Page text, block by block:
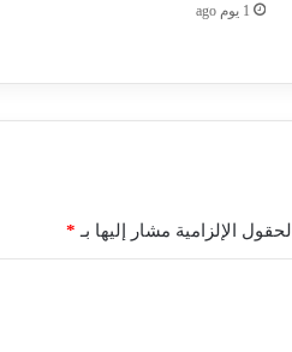
1 يوم ago
الحقول الإلزامية مشار إليها بـ *